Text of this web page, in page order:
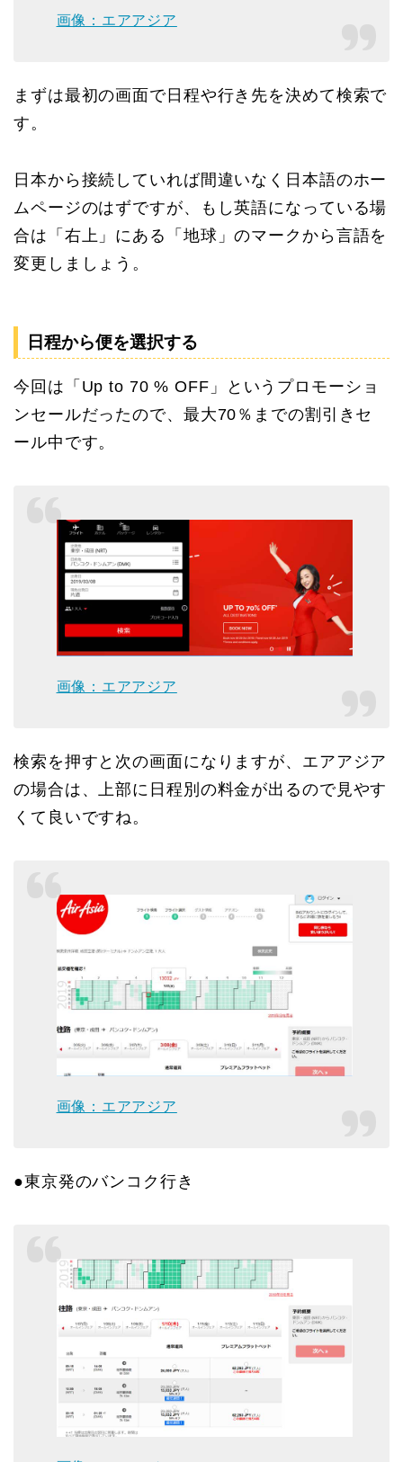
画像：エアアジア
まずは最初の画面で日程や行き先を決めて検索で
す。
日本から接続していれば間違いなく日本語のホー
ムページのはずですが、もし英語になっている場
合は「右上」にある「地球」のマークから言語を
変更しましょう。
日程から便を選択する
今回は「Up to 70 % OFF」というプロモーショ
ンセールだったので、最大70％までの割引きセ
ール中です。
画像：エアアジア
検索を押すと次の画面になりますが、エアアジア
の場合は、上部に日程別の料金が出るので見やす
くて良いですね。
画像：エアアジア
●東京発のバンコク行き